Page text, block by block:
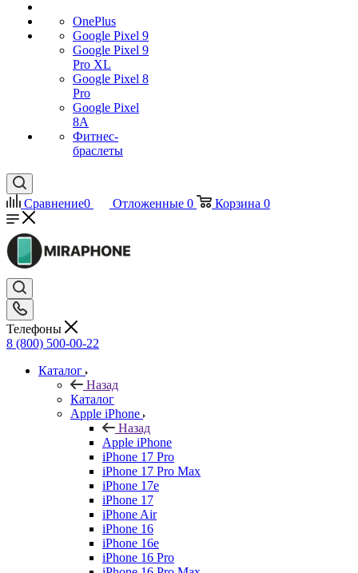
OnePlus
Google Pixel 9
Google Pixel 9
Pro XL
Google Pixel 8
Pro
Google Pixel
8A
Фитнес-
браслеты
Сравнение0 Отложенные 0 Корзина 0
Телефоны
8 (800) 500-00-22
Каталог
Назад
Каталог
Apple iPhone
Назад
Apple iPhone
iPhone 17 Pro
iPhone 17 Pro Max
iPhone 17e
iPhone 17
iPhone Air
iPhone 16
iPhone 16e
iPhone 16 Pro